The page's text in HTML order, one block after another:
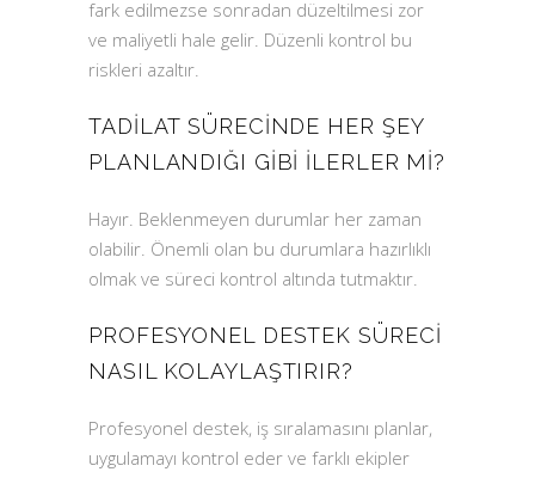
fark edilmezse sonradan düzeltilmesi zor
ve maliyetli hale gelir. Düzenli kontrol bu
riskleri azaltır.
TADILAT SÜRECINDE HER ŞEY
PLANLANDIĞI GIBI ILERLER MI?
Hayır. Beklenmeyen durumlar her zaman
olabilir. Önemli olan bu durumlara hazırlıklı
olmak ve süreci kontrol altında tutmaktır.
PROFESYONEL DESTEK SÜRECI
NASIL KOLAYLAŞTIRIR?
Profesyonel destek, iş sıralamasını planlar,
uygulamayı kontrol eder ve farklı ekipler